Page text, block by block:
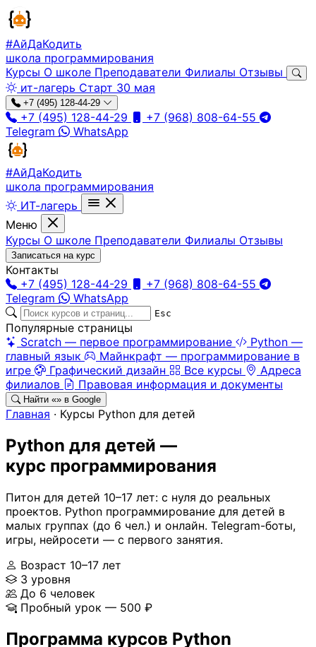
#АйДаКодить
школа программирования
Курсы О школе Преподаватели Филиалы Отзывы
ит-лагерь Старт 30 мая
+7 (495) 128-44-29
+7 (495) 128-44-29
+7 (968) 808-64-55
Telegram
WhatsApp
#АйДаКодить
школа программирования
ИТ-лагерь
Меню
Курсы О школе Преподаватели Филиалы Отзывы
Записаться на курс
Контакты
+7 (495) 128-44-29
+7 (968) 808-64-55
Telegram
WhatsApp
Esc
Популярные страницы
Scratch — первое программирование
Python —
главный язык
Майнкрафт — программирование в
игре
Графический дизайн Все курсы
Адреса
филиалов
Правовая информация и документы
Найти «» в Google
Главная · Курсы Python для детей
Python для детей —
курс программирования
Питон для детей 10–17 лет: с нуля до реальных
проектов. Python программирование для детей в
малых группах (до 6 чел.) и онлайн. Telegram-боты,
игры, нейросети — с первого занятия.
Возраст 10–17 лет
3 уровня
До 6 человек
Пробный урок — 500 ₽
Программа курсов Python